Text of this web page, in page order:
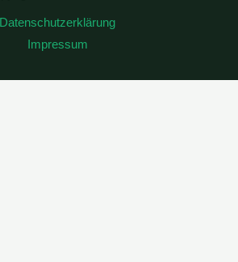
Datenschutzerklärung
Impressum